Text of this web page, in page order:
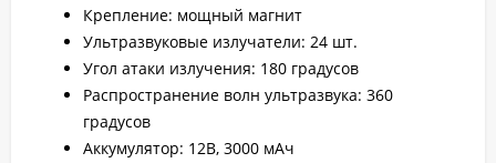
Крепление: мощный магнит
Ультразвуковые излучатели: 24 шт.
Угол атаки излучения: 180 градусов
Распространение волн ультразвука: 360
градусов
Аккумулятор: 12В, 3000 мАч